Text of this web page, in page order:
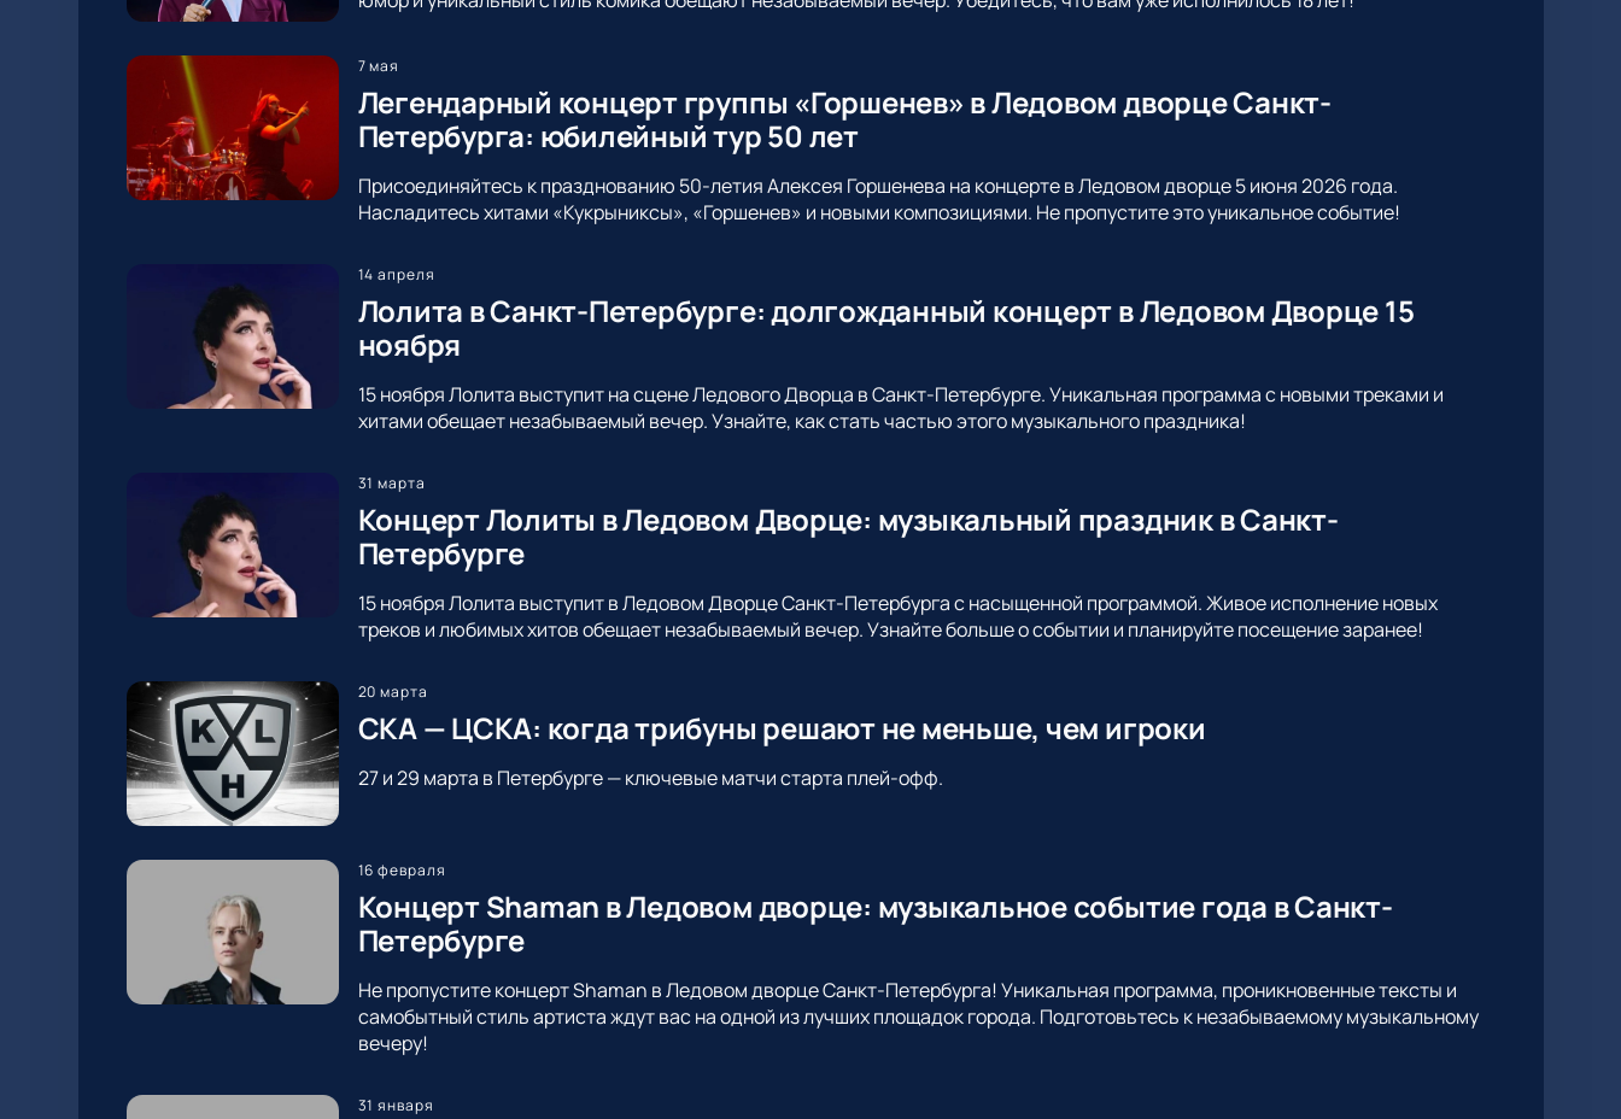
7 мая
Легендарный концерт группы «Горшенев» в Ледовом дворце Санкт-
Петербурга: юбилейный тур 50 лет
Присоединяйтесь к празднованию 50-летия Алексея Горшенева на концерте в Ледовом дворце 5 июня 2026 года.
Насладитесь хитами «Кукрыниксы», «Горшенев» и новыми композициями. Не пропустите это уникальное событие!
14 апреля
Лолита в Санкт-Петербурге: долгожданный концерт в Ледовом Дворце 15
ноября
15 ноября Лолита выступит на сцене Ледового Дворца в Санкт-Петербурге. Уникальная программа с новыми треками и
хитами обещает незабываемый вечер. Узнайте, как стать частью этого музыкального праздника!
31 марта
Концерт Лолиты в Ледовом Дворце: музыкальный праздник в Санкт-
Петербурге
15 ноября Лолита выступит в Ледовом Дворце Санкт-Петербурга с насыщенной программой. Живое исполнение новых
треков и любимых хитов обещает незабываемый вечер. Узнайте больше о событии и планируйте посещение заранее!
20 марта
СКА — ЦСКА: когда трибуны решают не меньше, чем игроки
27 и 29 марта в Петербурге — ключевые матчи старта плей-офф.
16 февраля
Концерт Shaman в Ледовом дворце: музыкальное событие года в Санкт-
Петербурге
Не пропустите концерт Shaman в Ледовом дворце Санкт-Петербурга! Уникальная программа, проникновенные тексты и
самобытный стиль артиста ждут вас на одной из лучших площадок города. Подготовьтесь к незабываемому музыкальному
вечеру!
31 января